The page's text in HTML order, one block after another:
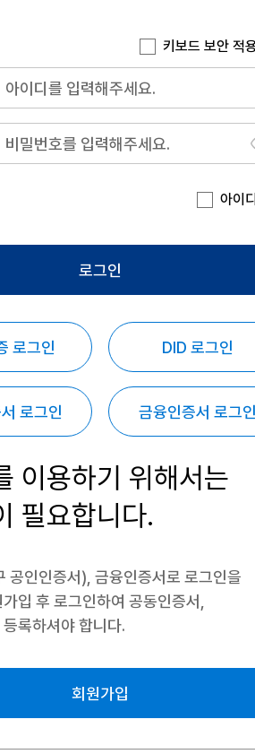
키보드 보안 적
아이
로그인
로그인 DID 로그인
로그인 금융인증서 로그인
이용하기 위해서는
필요합니다.
공인인증서), 금융인증서로 로그인을
입 후 로그인하여 공동인증서,
록하셔야 합니다.
회원가입